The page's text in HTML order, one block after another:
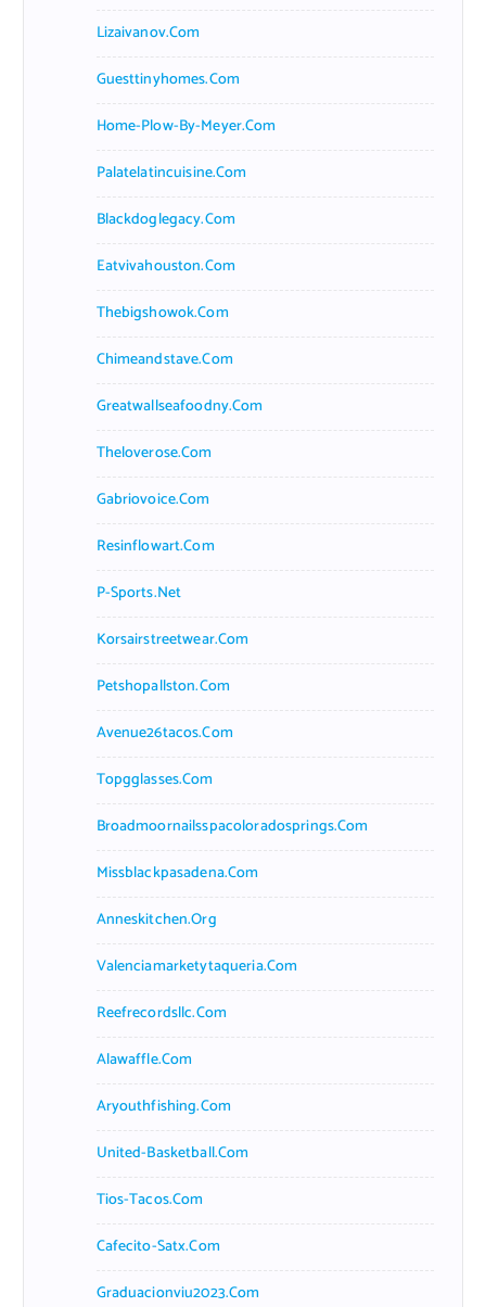
Lizaivanov.com
Guesttinyhomes.com
Home-Plow-By-Meyer.com
Palatelatincuisine.com
Blackdoglegacy.com
Eatvivahouston.com
Thebigshowok.com
Chimeandstave.com
Greatwallseafoodny.com
Theloverose.com
Gabriovoice.com
Resinflowart.com
P-Sports.net
Korsairstreetwear.com
Petshopallston.com
Avenue26tacos.com
Topgglasses.com
Broadmoornailsspacoloradosprings.com
Missblackpasadena.com
Anneskitchen.org
Valenciamarketytaqueria.com
Reefrecordsllc.com
Alawaffle.com
Aryouthfishing.com
United-Basketball.com
Tios-Tacos.com
Cafecito-Satx.com
Graduacionviu2023.com